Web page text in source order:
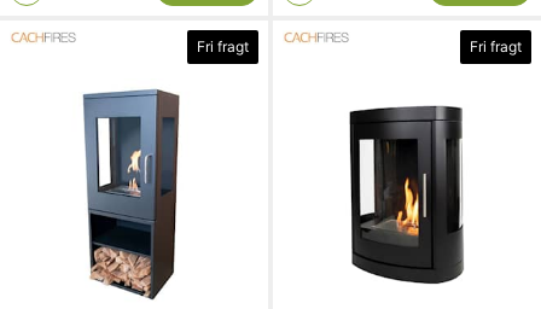
Fri fragt Fri fragt